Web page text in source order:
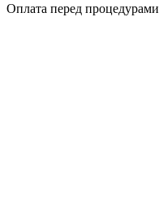
Оплата перед процедурами